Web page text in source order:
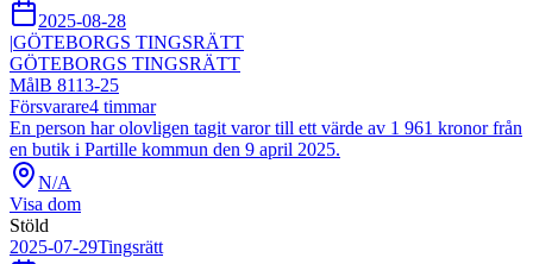
2025-08-28
|GÖTEBORGS TINGSRÄTT
GÖTEBORGS TINGSRÄTT
MålB 8113-25
Försvarare4 timmar
En person har olovligen tagit varor till ett värde av 1 961 kronor från
en butik i Partille kommun den 9 april 2025.
N/A
Visa dom
Stöld
2025-07-29Tingsrätt